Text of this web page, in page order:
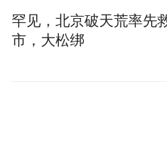
新车侧后门采用了侧
较小，推测与宏光
13英寸。车尾方面，
罕见，北京破天荒率先
市，大松绑